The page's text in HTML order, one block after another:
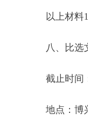
以上材料1
八、比选文
截止时间：
地点：博兴